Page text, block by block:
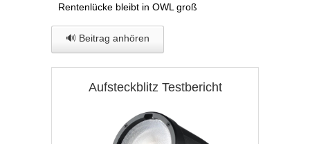
Rentenlücke bleibt in OWL groß
🔊 Beitrag anhören
Aufsteckblitz Testbericht